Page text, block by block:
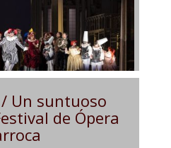
/ Un suntuoso
de Ópera